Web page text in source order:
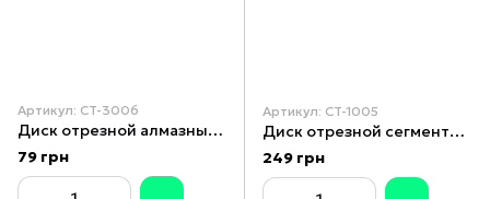
Артикул: CT-3006
Диск отрезной алмазный со сплошной кромкой 115 мм, 22-24% INTERTOOL CT-3006
79 грн
Артикул: CT-1005
Диск отрезной сегментный, алмазный 230 мм, 16-18% INTERTOOL CT-1005
249 грн